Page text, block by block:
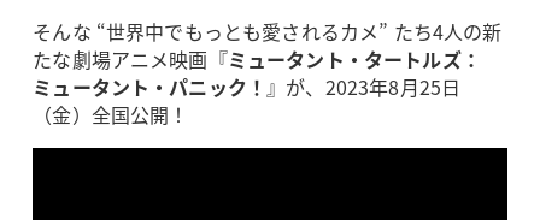
そんな “世界中でもっとも愛されるカメ” たち4人の新
たな劇場アニメ映画『ミュータント・タートルズ：
ミュータント・パニック！ 』が、2023年8月25日
（金）全国公開！